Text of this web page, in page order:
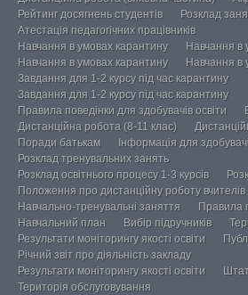
Рейтинг досягнень студентів
Розклад
Атестація педагогічних працівників
Навчання в умовах карантину
Навчання в
Навчання в умовах карантину
Навчання в
Завдання для 1-2 курсу під час карантину
Завдання для 1-2 курсу під час карантину
Правила поведінки для здобувачів освіти
Дистанційна робота (8-11 клас)
Поради батькам
Інформація для
Розклад тренувальних занять
Розклад освітнього процесу 1-3 курсів
Положення про дистанційну роботу вчителів
Навчально-тренувальні заняття
Правила
Навчальний план
Вибір підручників
Результати моніторингу якості освіти
Річний звіт про діяльність закладу
Результати моніторингу якості освіти
Територія обслуговування